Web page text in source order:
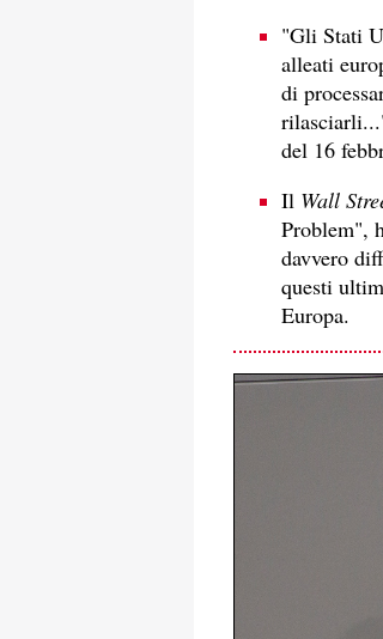
"Gli Stati
alleati
di
del 16
Il Wall
Problem",
davvero
questi
Europa.